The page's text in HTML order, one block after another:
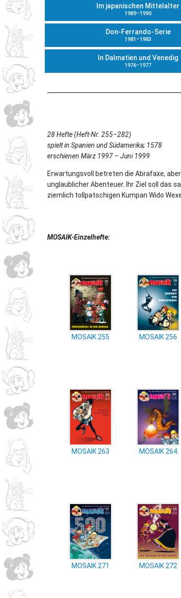
Im japanischen Mittelalter
1989–1990
Don-Ferrando-Serie
1981–1983
In Dalmatien und Venedig
1976–1977
28 Hefte (Heft-Nr. 255–282)
spielt in Spanien und Südamerika; 1578
erschienen März 1997 – Juni 1999
Erwartungsvoll betreten die Abrafaxe,
unglaublicher Abenteuer. Ihr Ziel soll das
ziemlich tollpatschigen Kumpan Wido
MOSAIK-Einzelhefte:
MOSAIK 255 MOSAIK 256
MOSAIK 263 MOSAIK 264
MOSAIK 271 MOSAIK 272